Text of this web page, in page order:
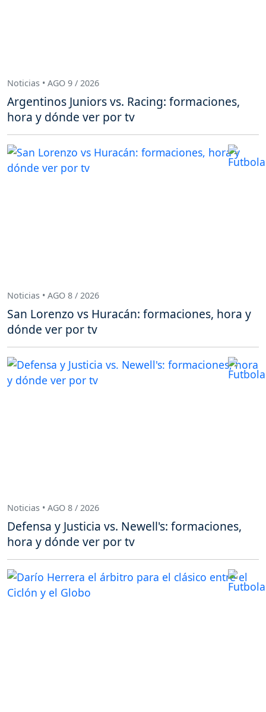
Noticias • AGO 9 / 2026
Argentinos Juniors vs. Racing: formaciones,
hora y dónde ver por tv
Noticias • AGO 8 / 2026
San Lorenzo vs Huracán: formaciones, hora y
dónde ver por tv
Noticias • AGO 8 / 2026
Defensa y Justicia vs. Newell's: formaciones,
hora y dónde ver por tv